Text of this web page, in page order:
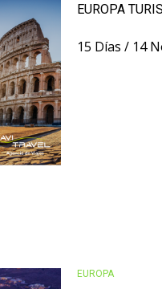
EUROPA
15 Días / 14
EUROPA